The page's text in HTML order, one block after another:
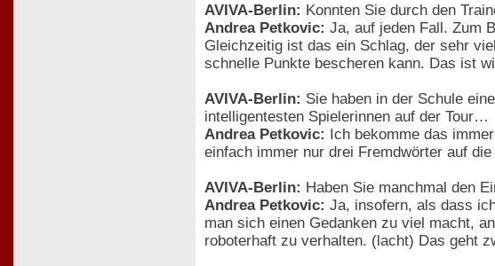
AVIVA-Berlin: Konnten Sie durch den
Andrea Petkovic: Ja, auf jeden Fall. Zum
Gleichzeitig ist das ein Schlag, der sehr
schnelle Punkte bescheren kann. Das ist
AVIVA-Berlin: Sie haben in der Schule
intelligentesten Spielerinnen auf der Tour…
Andrea Petkovic: Ich bekomme das
einfach immer nur drei Fremdwörter auf
AVIVA-Berlin: Haben Sie manchmal den
Andrea Petkovic: Ja, insofern, als dass
man sich einen Gedanken zu viel macht,
roboterhaft zu verhalten. (lacht) Das geht